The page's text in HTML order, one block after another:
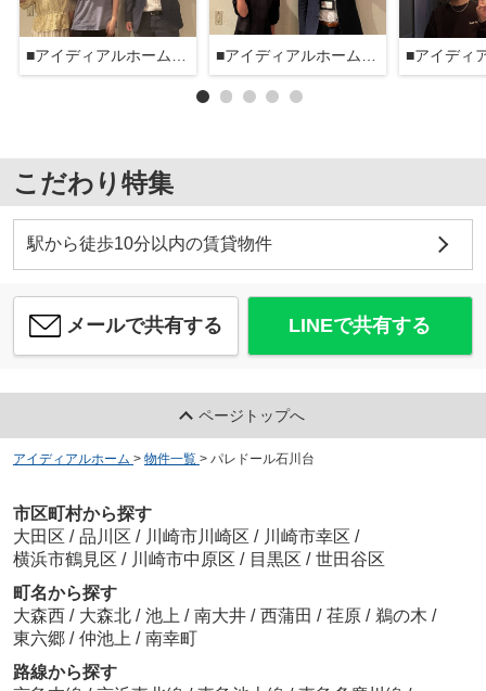
■アイディアルホーム大森本店■ ■アイディアルホーム大森本店■
こだわり特集
駅から徒歩10分以内の賃貸物件
メールで共有する LINEで共有する
ページトップへ
アイディアルホーム > 物件一覧 > パレドール石川台
市区町村から探す
大田区 / 品川区 / 川崎市川崎区 / 川崎市幸区 /
横浜市鶴見区 / 川崎市中原区 / 目黒区 / 世田谷区
町名から探す
大森西 / 大森北 / 池上 / 南大井 / 西蒲田 / 荏原 / 鵜の木 /
東六郷 / 仲池上 / 南幸町
路線から探す